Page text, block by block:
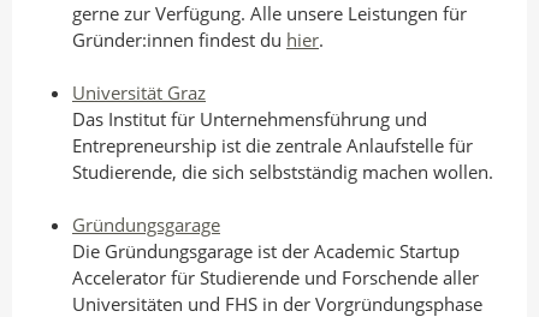
gerne zur Verfügung. Alle unsere Leistungen für
Gründer:innen findest du hier.
Universität Graz
Das Institut für Unternehmensführung und
Entrepreneurship ist die zentrale Anlaufstelle für
Studierende, die sich selbstständig machen wollen.
Gründungsgarage
Die Gründungsgarage ist der Academic Startup
Accelerator für Studierende und Forschende aller
Universitäten und FHS in der Vorgründungsphase